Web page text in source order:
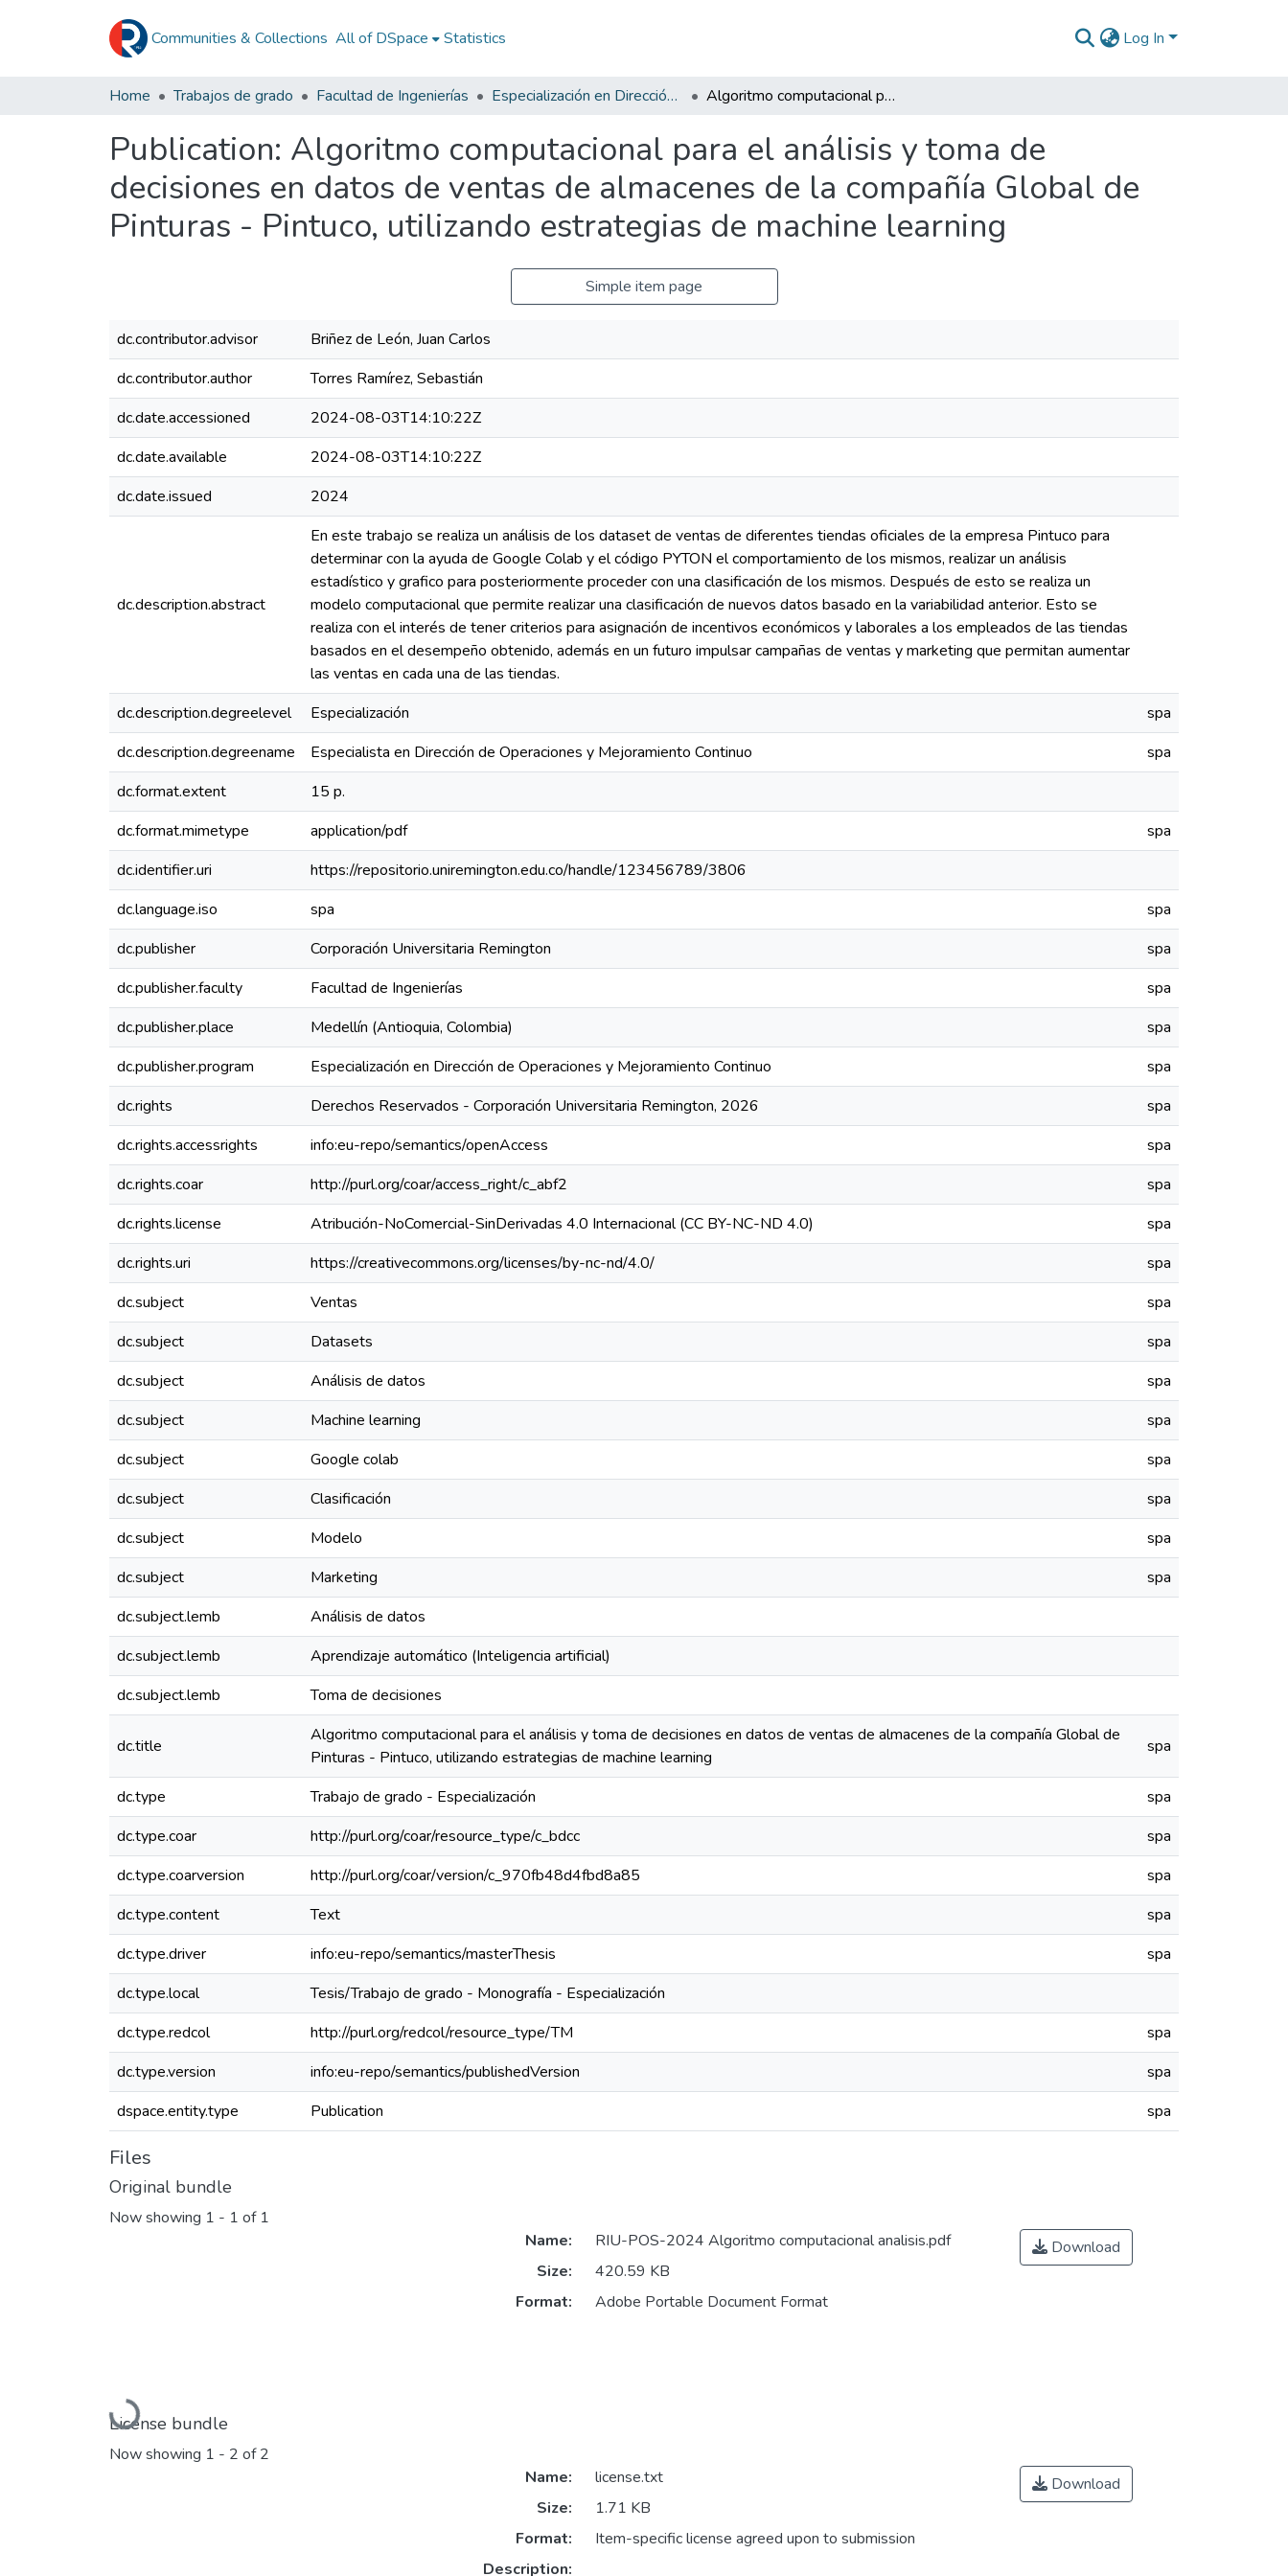
Communities & Collections All of DSpace Statistics Log In
Home Trabajos de grado Facultad de Ingenierías Especialización en Dirección de Operaciones y Mejoramiento Continuo Algoritmo computacional para el análisis y toma de decisiones en datos de ventas de almacenes de la compañía Global de Pinturas - Pintuco, utilizando estrategias de machine learning
Publication: Algoritmo computacional para el análisis y toma de
decisiones en datos de ventas de almacenes de la compañía Global de
Pinturas - Pintuco, utilizando estrategias de machine learning
Simple item page
dc.contributor.advisor
Briñez de León, Juan Carlos
dc.contributor.author
Torres Ramírez, Sebastián
dc.date.accessioned
2024-08-03T14:10:22Z
dc.date.available
2024-08-03T14:10:22Z
dc.date.issued
2024
dc.description.abstract
En este trabajo se realiza un análisis de los dataset de ventas de diferentes tiendas oficiales de la empresa Pintuco para
determinar con la ayuda de Google Colab y el código PYTON el comportamiento de los mismos, realizar un análisis
estadístico y grafico para posteriormente proceder con una clasificación de los mismos. Después de esto se realiza un
modelo computacional que permite realizar una clasificación de nuevos datos basado en la variabilidad anterior. Esto se
realiza con el interés de tener criterios para asignación de incentivos económicos y laborales a los empleados de las tiendas
basados en el desempeño obtenido, además en un futuro impulsar campañas de ventas y marketing que permitan aumentar
las ventas en cada una de las tiendas.
dc.description.degreelevel
Especialización
spa
dc.description.degreename
Especialista en Dirección de Operaciones y Mejoramiento Continuo
spa
dc.format.extent
15 p.
dc.format.mimetype
application/pdf
spa
dc.identifier.uri
https://repositorio.uniremington.edu.co/handle/123456789/3806
dc.language.iso
spa
spa
dc.publisher
Corporación Universitaria Remington
spa
dc.publisher.faculty
Facultad de Ingenierías
spa
dc.publisher.place
Medellín (Antioquia, Colombia)
spa
dc.publisher.program
Especialización en Dirección de Operaciones y Mejoramiento Continuo
spa
dc.rights
Derechos Reservados - Corporación Universitaria Remington, 2026
spa
dc.rights.accessrights
info:eu-repo/semantics/openAccess
spa
dc.rights.coar
http://purl.org/coar/access_right/c_abf2
spa
dc.rights.license
Atribución-NoComercial-SinDerivadas 4.0 Internacional (CC BY-NC-ND 4.0)
spa
dc.rights.uri
https://creativecommons.org/licenses/by-nc-nd/4.0/
spa
dc.subject
Ventas
spa
dc.subject
Datasets
spa
dc.subject
Análisis de datos
spa
dc.subject
Machine learning
spa
dc.subject
Google colab
spa
dc.subject
Clasificación
spa
dc.subject
Modelo
spa
dc.subject
Marketing
spa
dc.subject.lemb
Análisis de datos
dc.subject.lemb
Aprendizaje automático (Inteligencia artificial)
dc.subject.lemb
Toma de decisiones
dc.title
Algoritmo computacional para el análisis y toma de decisiones en datos de ventas de almacenes de la compañía Global de
Pinturas - Pintuco, utilizando estrategias de machine learning
spa
dc.type Trabajo de grado - Especialización
spa
dc.type.coar
http://purl.org/coar/resource_type/c_bdcc
spa
dc.type.coarversion
http://purl.org/coar/version/c_970fb48d4fbd8a85
spa
dc.type.content
Text
spa
dc.type.driver
info:eu-repo/semantics/masterThesis
spa
dc.type.local
Tesis/Trabajo de grado - Monografía - Especialización
dc.type.redcol
http://purl.org/redcol/resource_type/TM
spa
dc.type.version
info:eu-repo/semantics/publishedVersion
spa
dspace.entity.type
Publication spa
Files
Original bundle
Now showing 1 - 1 of 1
Loading...
Name:
RIU-POS-2024 Algoritmo computacional analisis.pdf
Size:
420.59 KB
Format:
Adobe Portable Document Format
Download
License bundle
Now showing 1 - 2 of 2
Name:
license.txt
Size:
1.71 KB
Format:
Item-specific license agreed upon to submission
Description:
Download